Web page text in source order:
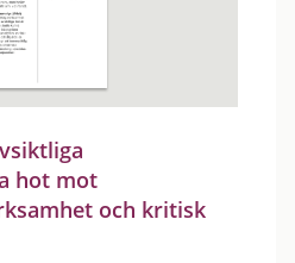
hot mot
och kritisk